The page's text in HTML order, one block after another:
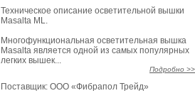
Техническое описание осветительной вышки
Masalta ML.
Многофункциональная осветительная вышка
Masalta является одной из самых популярных
легких вышек...
Подробно >>
Поставщик: ООО «Фибрапол Трейд»